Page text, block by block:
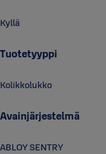
Kyllä
Tuotetyyppi
Kolikkolukko
Avainjärjestelmä
ABLOY SENTRY